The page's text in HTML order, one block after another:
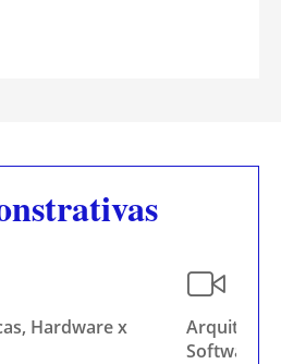
Hardware x
Software -